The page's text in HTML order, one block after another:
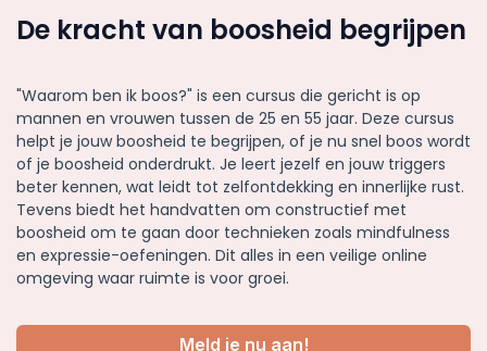
De kracht van boosheid begrijpen
"Waarom ben ik boos?" is een cursus die gericht is op
mannen en vrouwen tussen de 25 en 55 jaar. Deze cursus
helpt je jouw boosheid te begrijpen, of je nu snel boos wordt
of je boosheid onderdrukt. Je leert jezelf en jouw triggers
beter kennen, wat leidt tot zelfontdekking en innerlijke rust.
Tevens biedt het handvatten om constructief met
boosheid om te gaan door technieken zoals mindfulness
en expressie-oefeningen. Dit alles in een veilige online
omgeving waar ruimte is voor groei.
Meld je nu aan!